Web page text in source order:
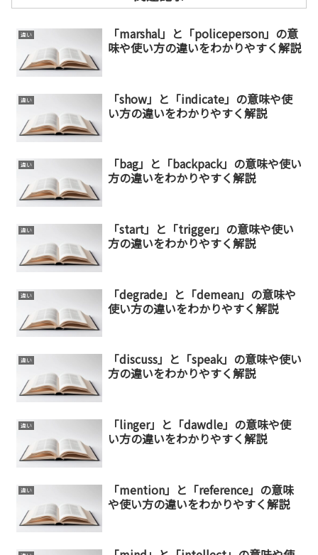
違い
「marshal」と「policeperson」の意
味や使い方の違いをわかりやすく解説
違い
「show」と「indicate」の意味や使
い方の違いをわかりやすく解説
違い
「bag」と「backpack」の意味や使い
方の違いをわかりやすく解説
違い
「start」と「trigger」の意味や使い
方の違いをわかりやすく解説
違い
「degrade」と「demean」の意味や
使い方の違いをわかりやすく解説
違い
「discuss」と「speak」の意味や使い
方の違いをわかりやすく解説
違い
「linger」と「dawdle」の意味や使
い方の違いをわかりやすく解説
違い
「mention」と「reference」の意味
や使い方の違いをわかりやすく解説